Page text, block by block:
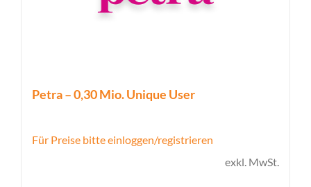
Petra – 0,30 Mio. Unique User
Für Preise bitte einloggen/registrieren
exkl. MwSt.